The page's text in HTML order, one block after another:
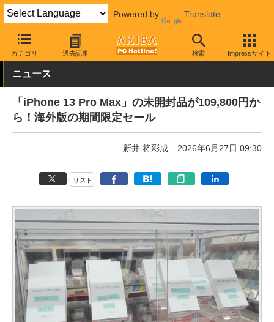
Powered by Translate
カテゴリ 過去記事 検索 Impressサイト
AKIBA PC Hotline! 秋葉原情報 価格情報 特価情報
ニュース
「iPhone 13 Pro Max」の未開封品が109,800円か
ら！海外版の期間限定セール
新井 将彩成 2026年6月27日 09:30
リスト